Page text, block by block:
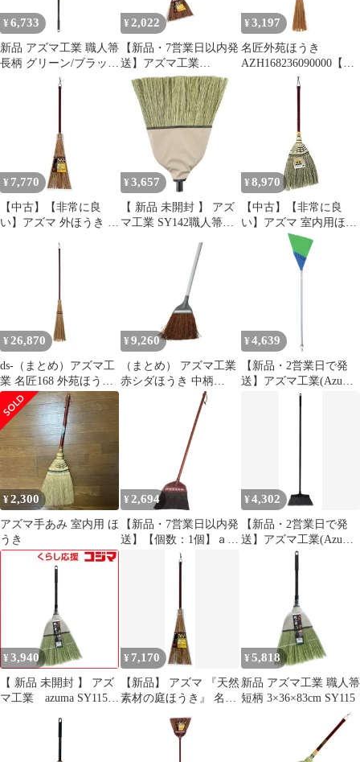
¥ 6,733
新品 アズマ工業 職人箒
長柄 グリーン/ブラック
3×32×131cm SY104
¥ 2,022
【新品・7営業日以内発
送】アズマ工業
4970190240851 名匠153
赤シダほうき 短柄 天然
素材の庭ほうき
azuma【沖縄離島販売不
¥ 3,197
名匠外苑ほうき
AZH168236090000【ア
ズマ工業】【メーカー
直送品】【時間指定不
可・夜間配送不可】
【平日配送のみ】
¥ 7,770
【中古】【非常に良
い】アズマ 外ほうき 庭
全長82cm 砂利・花壇の
¥ 3,657
【 新品 未開封 】 アズ
マ工業 SY142職人箒長
¥ 8,970
【中古】【非常に良
い】アズマ 室内用ほう
き 手編みホーキ特撰短
柄 穂幅31cm 全長79cm
天然繊維・しなやかな
¥ 26,870
ds-（まとめ）アズマ工
業 名匠168 外苑ほうき
1本〔×10セット〕
¥ 9,260
（まとめ） アズマ工業
赤シダほうき 中柄
AZB159 1本 〔×10セッ
¥ 4,639
【新品・2営業日で発
送】アズマ工業(Azuma
Industrial) azuma
¥2,300
アズマ手あみ 室内用 ほ
うき
¥ 2,694
【新品・7営業日以内発
送】【個数：1個】ａｚ
ｕｍａ 224292200 名匠
¥4,302
【新品・2営業日で発
送】アズマ工業(Azuma
Industrial) azuma
AZH527 化繊現場ほう
¥ 3,940
【 新品 未開封 】 アズ
マ工業 azuma SY115
使用 送料無料
¥ 7,170
【新品】 アズマ 『天然
素材の庭ほうき』 名匠
¥ 5,818
新品 アズマ工業 職人箒
短柄 3×36×83cm SY115